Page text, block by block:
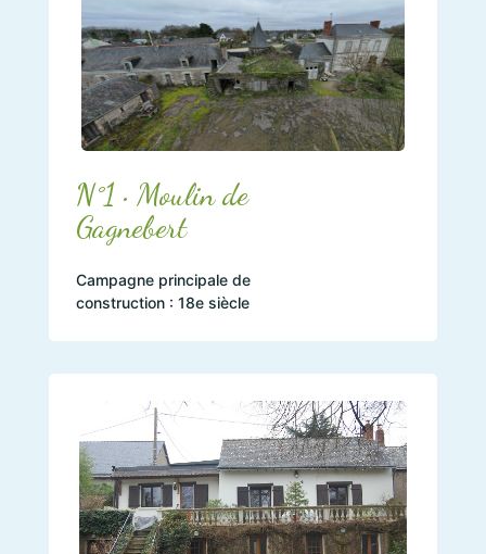
N°1 • Moulin de
Gagnebert
Campagne principale de
construction : 18e siècle